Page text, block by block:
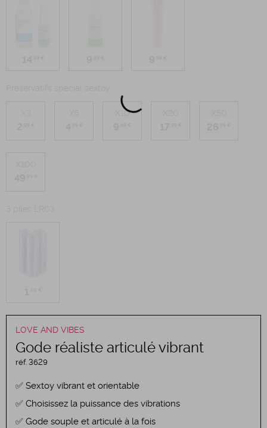
LOVE AND VIBES
Gode réaliste articulé vibrant
réf. 3629
Sextoy vibrant et orientable
Choisissez la puissance des vibrations
Gode souple et articulé à la fois
X10